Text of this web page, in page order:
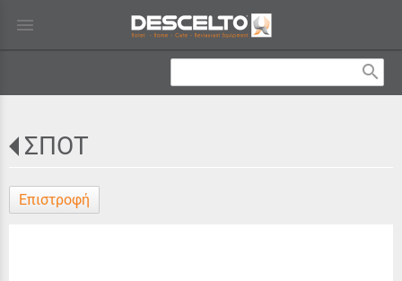
menu
search
ΣΠΟΤ
Επιστροφή